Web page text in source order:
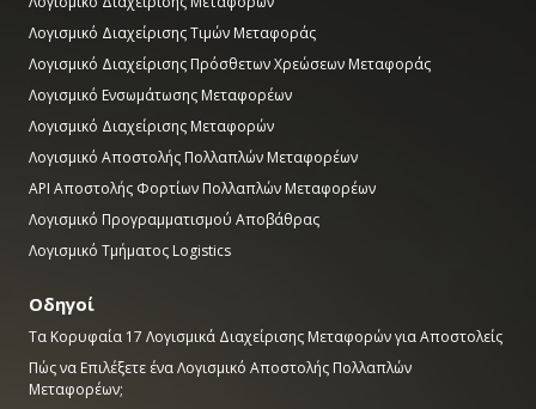
Λογισμικό Διαχείρισης Τιμών Μεταφοράς
Λογισμικό Διαχείρισης Πρόσθετων Χρεώσεων Μεταφοράς
Λογισμικό Ενσωμάτωσης Μεταφορέων
Λογισμικό Διαχείρισης Μεταφορών
Λογισμικό Αποστολής Πολλαπλών Μεταφορέων
API Αποστολής Φορτίων Πολλαπλών Μεταφορέων
Λογισμικό Προγραμματισμού Αποβάθρας
Λογισμικό Τμήματος Logistics
Οδηγοί
Τα Κορυφαία 17 Λογισμικά Διαχείρισης Μεταφορών για Αποστολείς
Πώς να Επιλέξετε ένα Λογισμικό Αποστολής Πολλαπλών
Μεταφορέων;